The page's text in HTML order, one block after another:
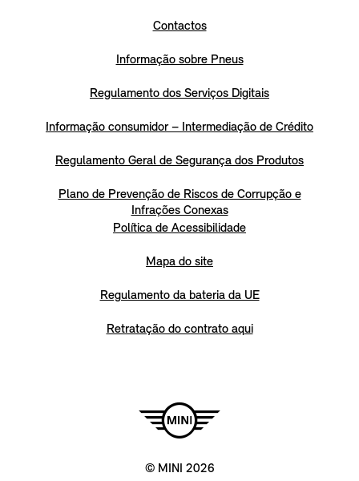
Contactos
Informação sobre Pneus
Regulamento dos Serviços Digitais
Informação consumidor – Intermediação de Crédito
Regulamento Geral de Segurança dos Produtos
Plano de Prevenção de Riscos de Corrupção e
Infrações Conexas
Política de Acessibilidade
Mapa do site
Regulamento da bateria da UE
Retratação do contrato aqui
© MINI 2026